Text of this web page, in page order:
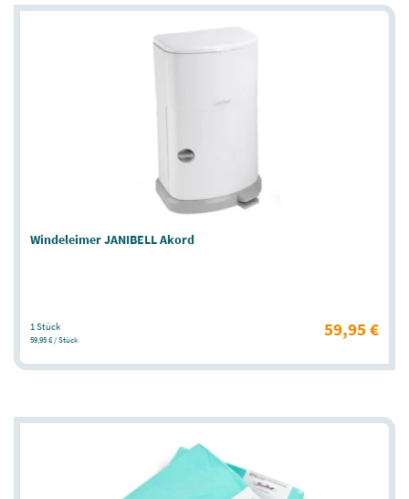
Windeleimer JANIBELL Akord
1 Stück
59,95 € / Stück 59,95 €